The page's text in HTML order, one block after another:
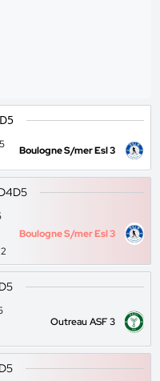
Boulogne S/mer Esl 3
Boulogne S/mer Esl 3
Outreau ASF 3